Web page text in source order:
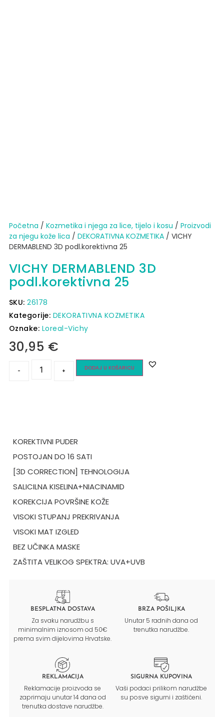
Početna / Kozmetika i njega za lice, tijelo i kosu / Proizvodi
za njegu kože lica / DEKORATIVNA KOZMETIKA/ VICHY
DERMABLEND 3D podl.korektivna 25
VICHY DERMABLEND 3D
podl.korektivna 25
SKU:26178
Kategorije: DEKORATIVNA KOZMETIKA
Oznake: Loreal-Vichy
30,95 €
- + DODAJ U KOŠARICU
KOREKTIVNI PUDER
POSTOJAN DO 16 SATI
[3D CORRECTION] TEHNOLOGIJA
SALICILNA KISELINA+NIACINAMID
KOREKCIJA POVRŠINE KOŽE
VISOKI STUPANJ PREKRIVANJA
VISOKI MAT IZGLED
BEZ UČINKA MASKE
ZAŠTITA VELIKOG SPEKTRA: UVA+UVB
BESPLATNA DOSTAVA
Za svaku narudžbu s
minimalnim iznosom od 50€
prema svim dijelovima Hrvatske.
BRZA POŠILJKA
Unutar 5 radnih dana od
trenutka narudžbe.
REKLAMACIJA
Reklamacije proizvoda se
zaprimaju unutar 14 dana od
trenutka dostave narudžbe.
SIGURNA KUPOVINA
Vaši podaci prilikom narudžbe
su posve sigurni i zaštićeni.